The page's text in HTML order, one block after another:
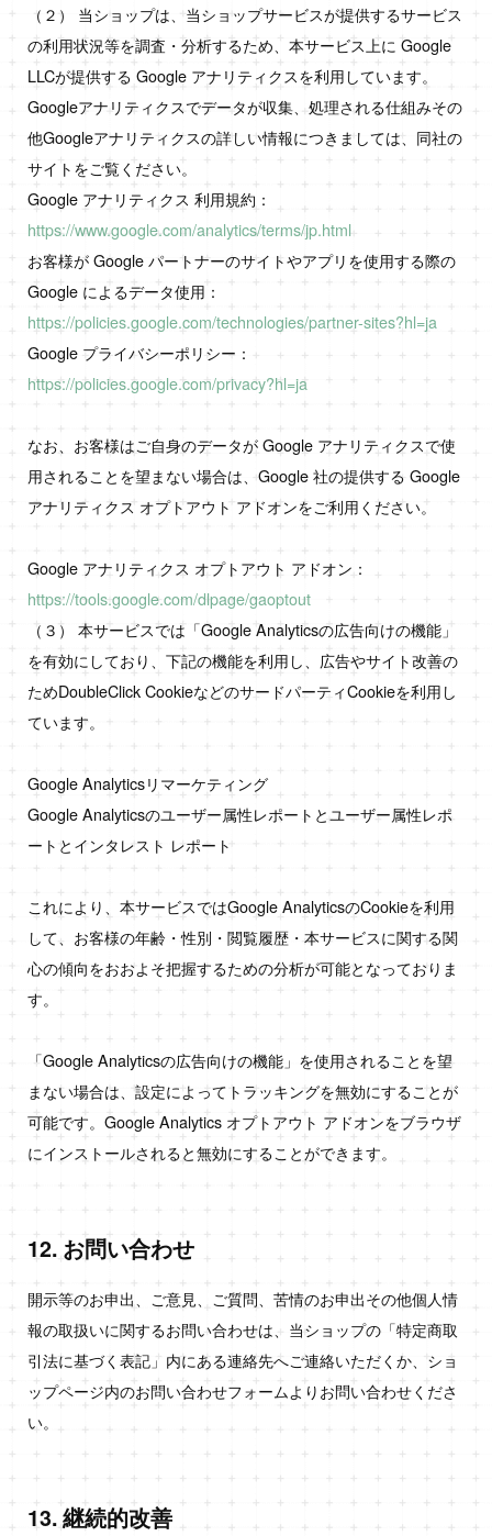
（２） 当ショップは、当ショップサービスが提供するサービス
の利用状況等を調査・分析するため、本サービス上に Google
LLCが提供する Google アナリティクスを利用しています。
Googleアナリティクスでデータが収集、処理される仕組みその
他Googleアナリティクスの詳しい情報につきましては、同社の
サイトをご覧ください。
Google アナリティクス 利用規約：
https://www.google.com/analytics/terms/jp.html
お客様が Google パートナーのサイトやアプリを使用する際の
Google によるデータ使用：
https://policies.google.com/technologies/partner-sites?hl=ja
Google プライバシーポリシー：
https://policies.google.com/privacy?hl=ja
なお、お客様はご自身のデータが Google アナリティクスで使
用されることを望まない場合は、Google 社の提供する Google
アナリティクス オプトアウト アドオンをご利用ください。
Google アナリティクス オプトアウト アドオン：
https://tools.google.com/dlpage/gaoptout
（３） 本サービスでは「Google Analyticsの広告向けの機能」
を有効にしており、下記の機能を利用し、広告やサイト改善の
ためDoubleClick CookieなどのサードパーティCookieを利用し
ています。
Google Analyticsリマーケティング
Google Analyticsのユーザー属性レポートとユーザー属性レポ
ートとインタレスト レポート
これにより、本サービスではGoogle AnalyticsのCookieを利用
して、お客様の年齢・性別・閲覧履歴・本サービスに関する関
心の傾向をおおよそ把握するための分析が可能となっておりま
す。
「Google Analyticsの広告向けの機能」を使用されることを望
まない場合は、設定によってトラッキングを無効にすることが
可能です。Google Analytics オプトアウト アドオンをブラウザ
にインストールされると無効にすることができます。
12. お問い合わせ
開示等のお申出、ご意見、ご質問、苦情のお申出その他個人情
報の取扱いに関するお問い合わせは、当ショップの「特定商取
引法に基づく表記」内にある連絡先へご連絡いただくか、ショ
ップページ内のお問い合わせフォームよりお問い合わせくださ
い。
13. 継続的改善